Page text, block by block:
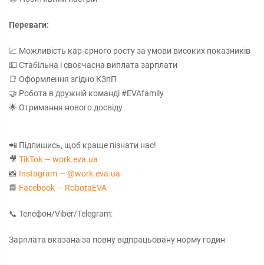
Переваги:
📈 Можливість кар-єрного росту за умови високих показників
💵 Стабільна і своєчасна виплата зарплати
📑 Оформлення згідно КЗпП
🤝 Робота в дружній команді #EVAfamily
🌟 Отримання нового досвіду
📲 Підпишись, щоб краще пізнати нас!
🎥 TikTok — work.eva.ua
📸 Instagram — @work.eva.ua
📘 Facebook — RobotaEVA
📞 Телефон/Viber/Telegram:
Зарплата вказана за повну відпрацьовану норму годин